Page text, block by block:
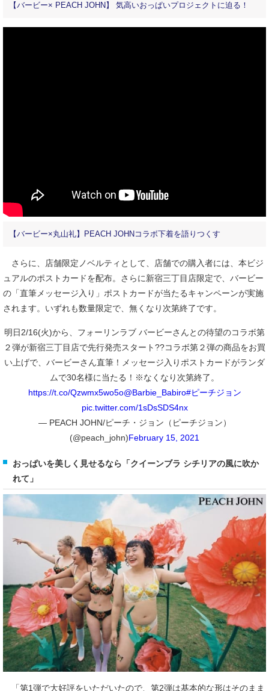
【バービー× PEACH JOHN】 気高いおっぱいプロジェクトに迫る！
【バービー×丸山礼】PEACH JOHNコラボ下着を語りつくす
さらに、店舗限定ノベルティとして、店舗での購入者には、本ビジ
ュアルのポストカードを配布。さらに新宿三丁目店限定で、バービー
の「直筆メッセージ入り」ポストカードが当たるキャンペーンが実施
されます。いずれも数量限定で、無くなり次第終了です。
明日2/16(火)から、フォーリンラブ バービーさんとの待望のコラボ第
２弾が新宿三丁目店で先行発売スタート??コラボ第２弾の商品をお買
い上げで、バービーさん直筆！メッセージ入りポストカードがランダ
ムで30名様に当たる！※なくなり次第終了。
https://t.co/Qzwmx5wo5o@Barbie_Babiro#ピーチジョン
pic.twitter.com/1sDsSDS4nx
— PEACH JOHN/ピーチ・ジョン（ピーチジョン）
(@peach_john)February 15, 2021
おっぱいを美しく見せるなら「クイーンブラ シチリアの風に吹か
れて」
「第1弾で大好評をいただいたので、第2弾は基本的な形はそのまま